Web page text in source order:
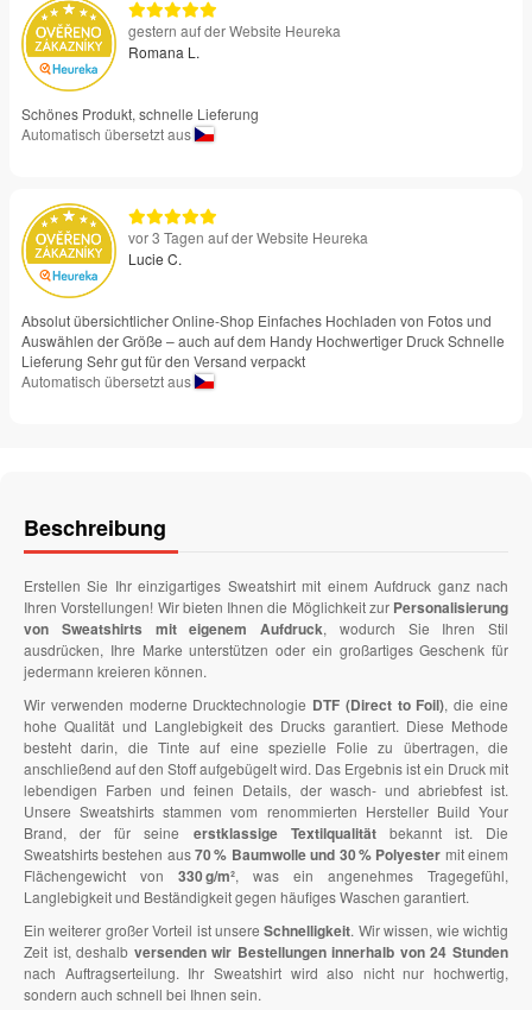
gestern auf der Website Heureka
Romana L.
Schönes Produkt, schnelle Lieferung
Automatisch übersetzt aus
vor 3 Tagen auf der Website Heureka
Lucie C.
Absolut übersichtlicher Online-Shop Einfaches Hochladen von Fotos und
Auswählen der Größe – auch auf dem Handy Hochwertiger Druck Schnelle
Lieferung Sehr gut für den Versand verpackt
Automatisch übersetzt aus
Beschreibung
Erstellen Sie Ihr einzigartiges Sweatshirt mit einem Aufdruck ganz nach
Ihren Vorstellungen! Wir bieten Ihnen die Möglichkeit zur Personalisierung
von Sweatshirts mit eigenem Aufdruck, wodurch Sie Ihren Stil
ausdrücken, Ihre Marke unterstützen oder ein großartiges Geschenk für
jedermann kreieren können.
Wir verwenden moderne Drucktechnologie DTF (Direct to Foil), die eine
hohe Qualität und Langlebigkeit des Drucks garantiert. Diese Methode
besteht darin, die Tinte auf eine spezielle Folie zu übertragen, die
anschließend auf den Stoff aufgebügelt wird. Das Ergebnis ist ein Druck mit
lebendigen Farben und feinen Details, der wasch- und abriebfest ist.
Unsere Sweatshirts stammen vom renommierten Hersteller Build Your
Brand, der für seine erstklassige Textilqualitätbekannt ist. Die
Sweatshirts bestehen aus70 % Baumwolle und 30 % Polyester mit einem
Flächengewicht von 330 g/m², was ein angenehmes Tragegefühl,
Langlebigkeit und Beständigkeit gegen häufiges Waschen garantiert.
Ein weiterer großer Vorteil ist unsereSchnelligkeit. Wir wissen, wie wichtig
Zeit ist, deshalb versenden wir Bestellungen innerhalb von 24 Stunden
nach Auftragserteilung. Ihr Sweatshirt wird also nicht nur hochwertig,
sondern auch schnell bei Ihnen sein.